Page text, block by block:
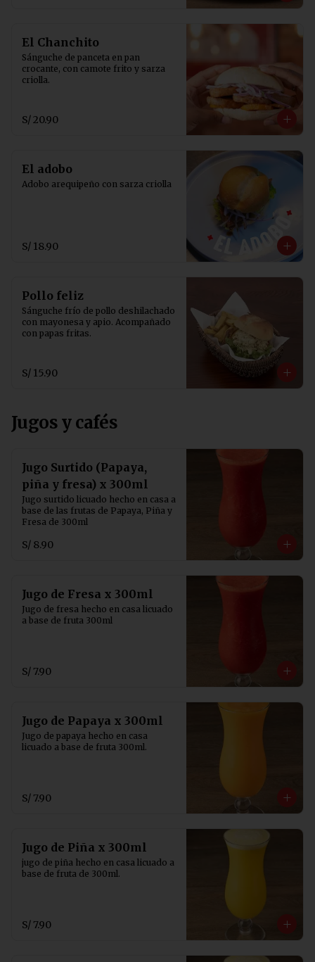
El Chanchito
Sánguche de panceta en pan
crocante, con camote frito y sarza
criolla.
S/ 20.90
El adobo
Adobo arequipeño con sarza criolla
S/ 18.90
Pollo feliz
Sánguche frío de pollo deshilachado
con mayonesa y apio. Acompañado
con papas fritas.
S/ 15.90
Jugos y cafés
Jugo Surtido (Papaya,
piña y fresa) x 300ml
Jugo surtido licuado hecho en casa a
base de las frutas de Papaya, Piña y
Fresa de 300ml
S/ 8.90
Jugo de Fresa x 300ml
Jugo de fresa hecho en casa licuado
a base de fruta 300ml
S/ 7.90
Jugo de Papaya x 300ml
Jugo de papaya hecho en casa
licuado a base de fruta 300ml.
S/ 7.90
Jugo de Piña x 300ml
jugo de piña hecho en casa licuado a
base de fruta de 300ml.
S/ 7.90